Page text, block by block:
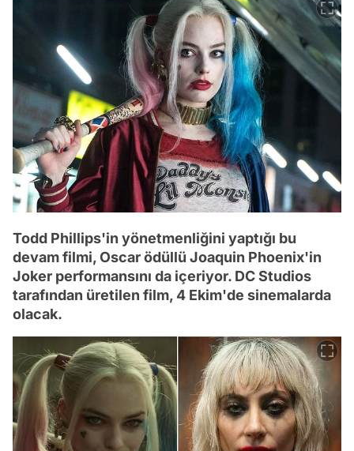
Todd Phillips'in yönetmenliğini yaptığı bu
devam filmi, Oscar ödüllü Joaquin Phoenix'in
Joker performansını da içeriyor. DC Studios
tarafından üretilen film, 4 Ekim'de sinemalarda
olacak.